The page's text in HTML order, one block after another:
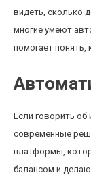
видеть, сколько
многие умеют
помогает понять,
Если говорить об
современные
платформы,
балансом и